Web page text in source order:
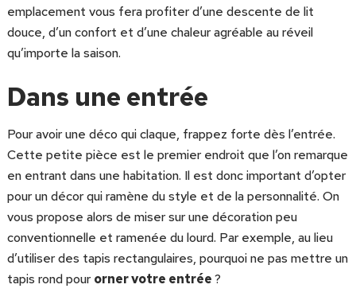
emplacement vous fera profiter d’une descente de lit
douce, d’un confort et d’une chaleur agréable au réveil
qu’importe la saison.
Dans une entrée
Pour avoir une déco qui claque, frappez forte dès l’entrée.
Cette petite pièce est le premier endroit que l’on remarque
en entrant dans une habitation. Il est donc important d’opter
pour un décor qui ramène du style et de la personnalité. On
vous propose alors de miser sur une décoration peu
conventionnelle et ramenée du lourd. Par exemple, au lieu
d’utiliser des tapis rectangulaires, pourquoi ne pas mettre un
tapis rond pourorner votre entrée?